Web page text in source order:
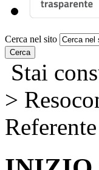
Cerca nel sito
Cerca
Stai
>
Referente